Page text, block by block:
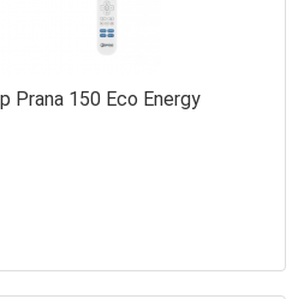
Prana 150 Eco Energy